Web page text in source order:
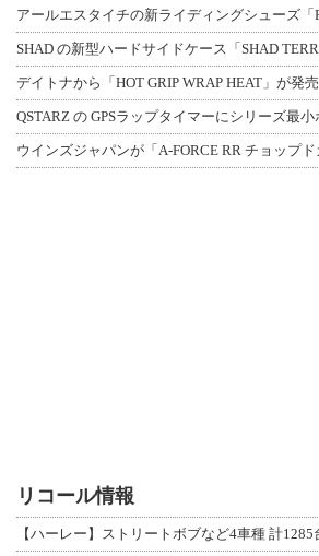
SHAD の新型ハードサイドケース「SHAD
デイトナから「HOT GRIP WRAP HEAT」が発
QSTARZ の GPSラップタイマーにシリーズ最
ウインズジャパンが「A-FORCE RR チョップ
リコール情報
【ハーレー】ストリートボブなど4車種 計